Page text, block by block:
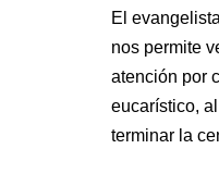
El
nos permite
atención por
eucarístico,
terminar la